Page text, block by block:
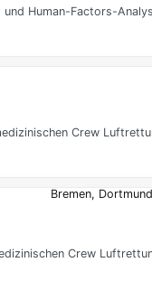
Human-Factors-
Crew
Bremen,
Crew